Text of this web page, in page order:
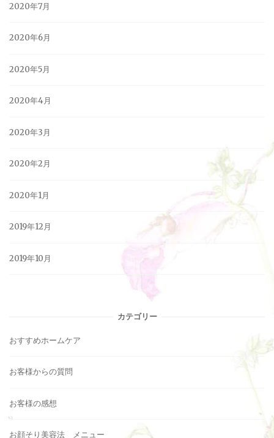
2020年7月
2020年6月
2020年5月
2020年4月
2020年3月
2020年2月
2020年1月
2019年12月
2019年10月
カテゴリー
おすすめホームケア
お客様からの質問
お客様の感想
お顔そり美容法 メニュー